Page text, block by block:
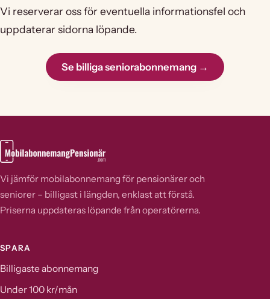
Vi reserverar oss för eventuella informationsfel och
uppdaterar sidorna löpande.
Se billiga seniorabonnemang →
Vi jämför mobilabonnemang för pensionärer och
seniorer – billigast i längden, enklast att förstå.
Priserna uppdateras löpande från operatörerna.
SPARA
Billigaste abonnemang
Under 100 kr/mån